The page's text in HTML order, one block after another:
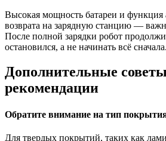
Высокая мощность батареи и функция
возврата на зарядную станцию —
После полной зарядки робот
остановился, а не начинать всё сначала.
Дополнительные
рекомендации
Обратите внимание на тип
Для твердых покрытий, таких как